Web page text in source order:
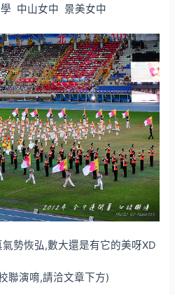
中山女中 景美女中
勢恢弘,數大還是有它的美呀XD
聯演唷,請洽文章下方)